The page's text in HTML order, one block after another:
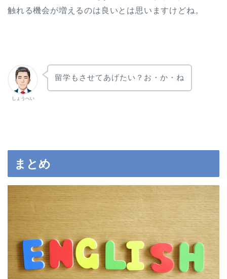
触れる機会が増えるのは良いとは思いますけどね。
しょうへい
留学もさせてあげたい？お・か・ね
まとめ